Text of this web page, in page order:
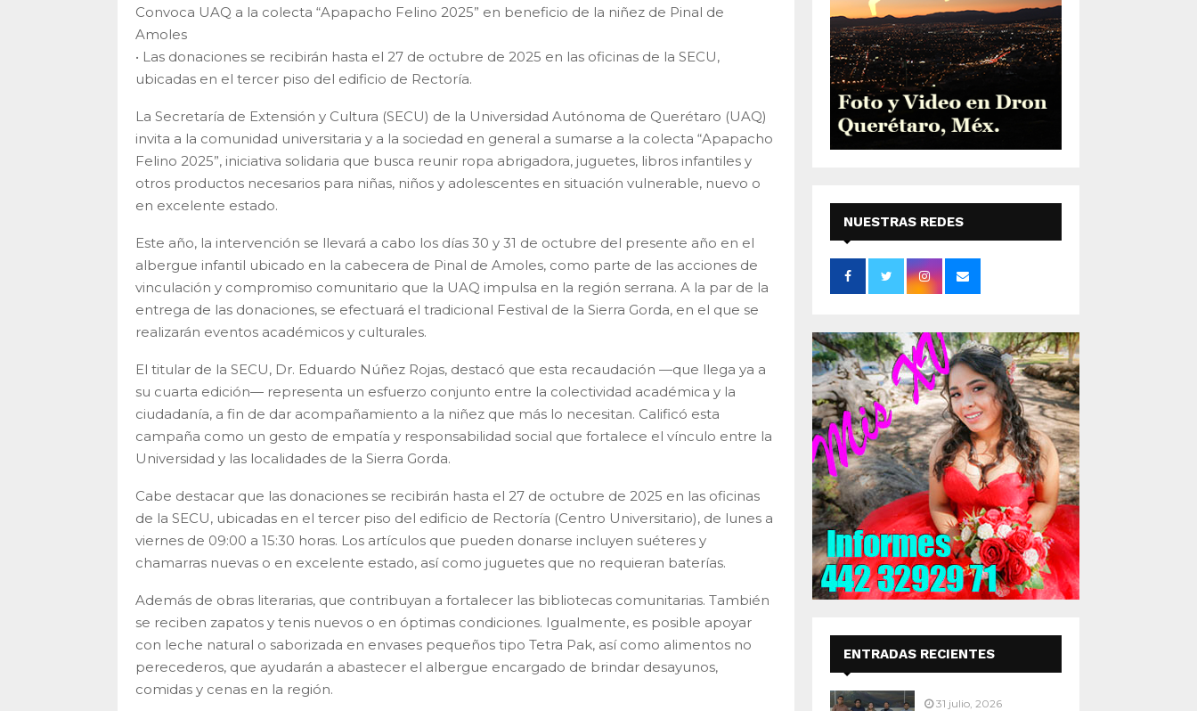
Convoca UAQ a la colecta “Apapacho Felino 2025” en beneficio de la niñez de Pinal de
Amoles
• Las donaciones se recibirán hasta el 27 de octubre de 2025 en las oficinas de la SECU,
ubicadas en el tercer piso del edificio de Rectoría.
La Secretaría de Extensión y Cultura (SECU) de la Universidad Autónoma de Querétaro (UAQ)
invita a la comunidad universitaria y a la sociedad en general a sumarse a la colecta “Apapacho
Felino 2025”, iniciativa solidaria que busca reunir ropa abrigadora, juguetes, libros infantiles y
otros productos necesarios para niñas, niños y adolescentes en situación vulnerable, nuevo o
en excelente estado.
Este año, la intervención se llevará a cabo los días 30 y 31 de octubre del presente año en el
albergue infantil ubicado en la cabecera de Pinal de Amoles, como parte de las acciones de
vinculación y compromiso comunitario que la UAQ impulsa en la región serrana. A la par de la
entrega de las donaciones, se efectuará el tradicional Festival de la Sierra Gorda, en el que se
realizarán eventos académicos y culturales.
El titular de la SECU, Dr. Eduardo Núñez Rojas, destacó que esta recaudación —que llega ya a
su cuarta edición— representa un esfuerzo conjunto entre la colectividad académica y la
ciudadanía, a fin de dar acompañamiento a la niñez que más lo necesitan. Calificó esta
campaña como un gesto de empatía y responsabilidad social que fortalece el vínculo entre la
Universidad y las localidades de la Sierra Gorda.
Cabe destacar que las donaciones se recibirán hasta el 27 de octubre de 2025 en las oficinas
de la SECU, ubicadas en el tercer piso del edificio de Rectoría (Centro Universitario), de lunes a
viernes de 09:00 a 15:30 horas. Los artículos que pueden donarse incluyen suéteres y
chamarras nuevas o en excelente estado, así como juguetes que no requieran baterías.
Además de obras literarias, que contribuyan a fortalecer las bibliotecas comunitarias. También
se reciben zapatos y tenis nuevos o en óptimas condiciones. Igualmente, es posible apoyar
con leche natural o saborizada en envases pequeños tipo Tetra Pak, así como alimentos no
perecederos, que ayudarán a abastecer el albergue encargado de brindar desayunos,
comidas y cenas en la región.
NUESTRAS REDES
SOCIALES
ENTRADAS RECIENTES
31 julio, 2026